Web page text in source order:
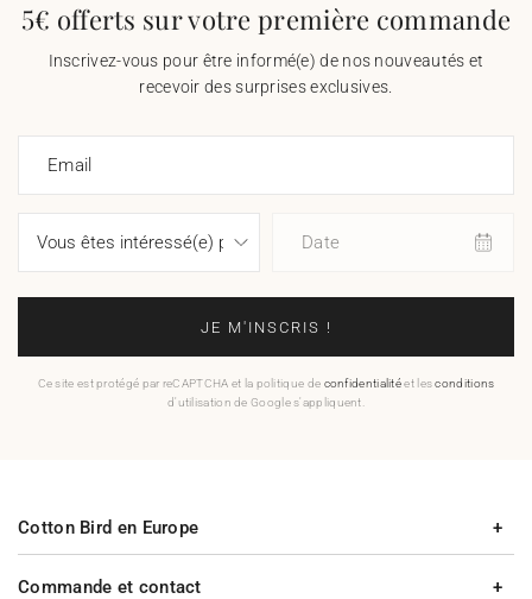
5€ offerts sur votre première commande
Inscrivez-vous pour être informé(e) de nos nouveautés et
recevoir des surprises exclusives.
Email
Date
JE M'INSCRIS !
Ce site est protégé par reCAPTCHA et la politique de confidentialitéet lesconditions
d'utilisation de Google s'appliquent.
Commande et contact
Cotton Bird en Europe